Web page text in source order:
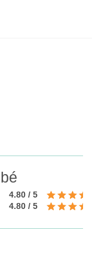
4.80 / 5
4.80 / 5